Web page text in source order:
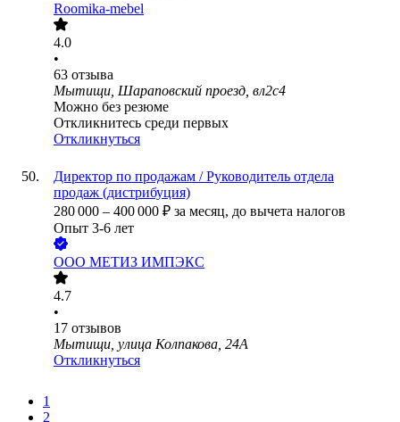
Roomika-mebel
4.0
•
63 отзыва
Мытищи, Шараповский проезд, вл2с4
Можно без резюме
Откликнитесь среди первых
Откликнуться
Директор по продажам / Руководитель отдела
продаж (дистрибуция)
280 000 – 400 000 ₽ за месяц, до вычета налогов
Опыт 3-6 лет
ООО МЕТИЗ ИМПЭКС
4.7
•
17 отзывов
Мытищи, улица Колпакова, 24А
Откликнуться
1
2